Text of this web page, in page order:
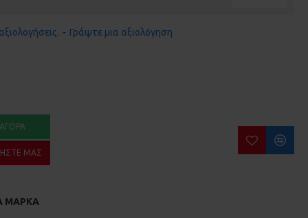
- Γράψτε μια αξιολόγηση
ΑΓΟΡΆ
ΜΑΣ
ΜΆΡΚΑ